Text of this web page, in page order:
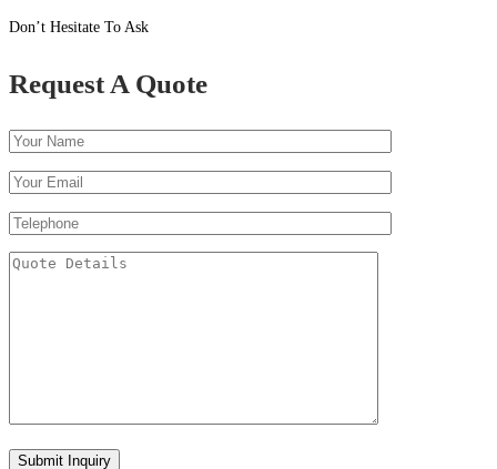
Don’t Hesitate To Ask
Request A Quote